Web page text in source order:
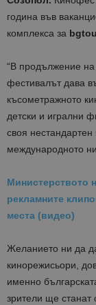
година във
комплекса за
“В продължение на
фестивалът дава
късометражното
детски и игрални
своя
международното
Министерството
рекламните
места (видео)
Желанието ни да
кинорежисьори,
именно
зрители ще станат